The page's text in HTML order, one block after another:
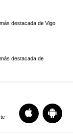
destacada de Vigo
destacada de